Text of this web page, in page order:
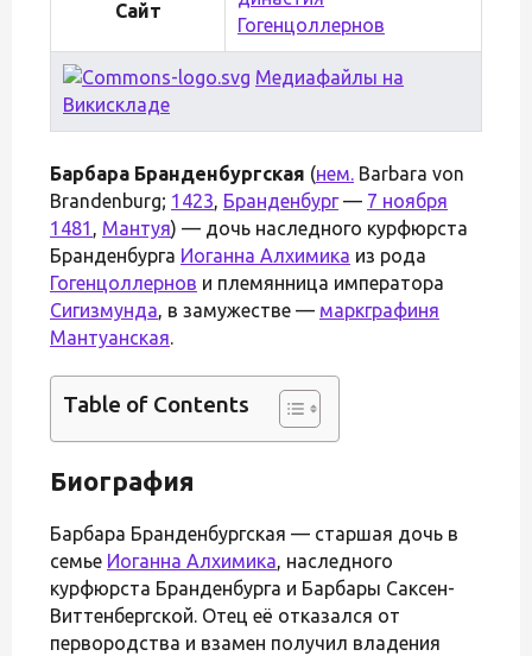
Сайт
Гогенцоллернов
Медиафайлы на
Викискладе
Барбара Бранденбургская (нем. Barbara von
Brandenburg; 1423, Бранденбург— 7 ноября
1481 , Мантуя) — дочь наследного курфюрста
Бранденбурга Иоганна Алхимика из рода
Гогенцоллернов и племянница императора
Сигизмунда, в замужестве — маркграфиня
Мантуанская.
Table of Contents
Биография
Барбара Бранденбургская — старшая дочь в
семье Иоганна Алхимика, наследного
курфюрста Бранденбурга и Барбары Саксен-
Виттенбергской. Отец её отказался от
первородства и взамен получил владения